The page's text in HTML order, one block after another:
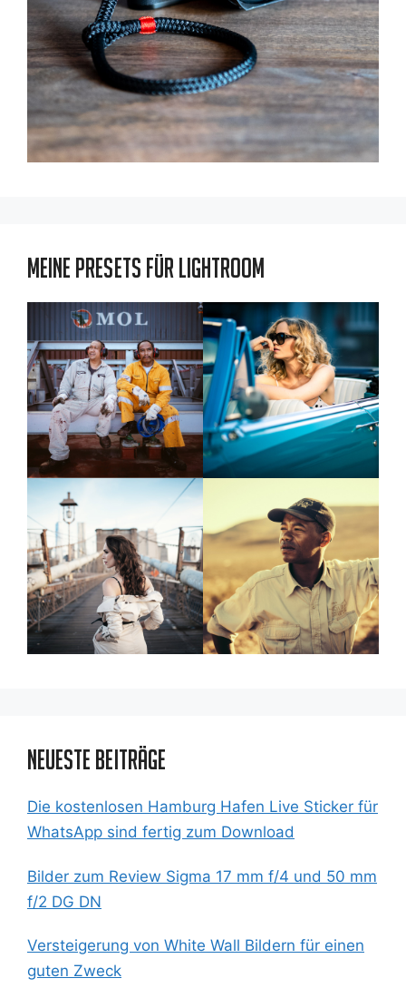
Meine Presets für Lightroom
Neueste Beiträge
Die kostenlosen Hamburg Hafen Live Sticker für
WhatsApp sind fertig zum Download
Bilder zum Review Sigma 17 mm f/4 und 50 mm
f/2 DG DN
Versteigerung von White Wall Bildern für einen
guten Zweck